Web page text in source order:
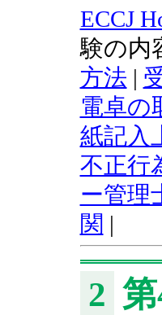
ECCJ
験の内
方法 |
電卓の
紙記入
不正行
ー管理
関 |
2